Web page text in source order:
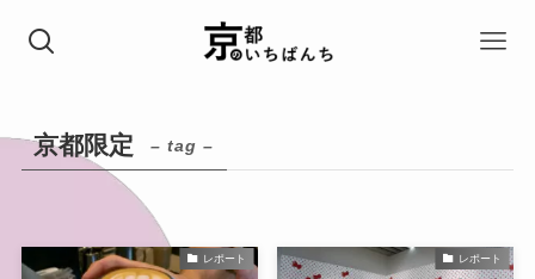
京都限定 – tag –
レポート レポート